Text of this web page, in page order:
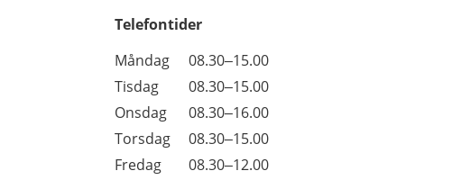
Telefontider
Dag
Öppettider
Kommentarer
Måndag
08.30–15.00
Tisdag
08.30–15.00
Onsdag
08.30–16.00
Torsdag
08.30–15.00
Fredag
08.30–12.00